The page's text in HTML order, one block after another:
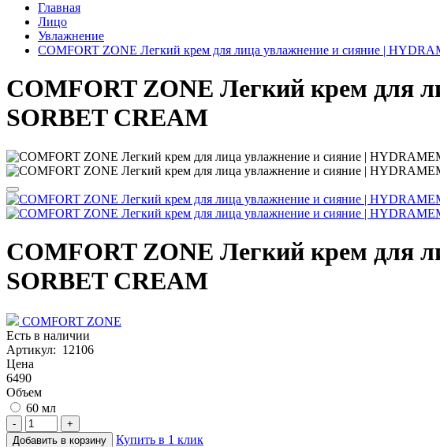
Главная
Лицо
Увлажнение
COMFORT ZONE Легкий крем для лица увлажнение и сияние |
COMFORT ZONE Легкий крем для
SORBET CREAM
COMFORT ZONE Легкий крем для
SORBET CREAM
COMFORT ZONE
Есть в наличии
Артикул: 12106
Цена
6490
Объем
60 мл
-
+
Добавить в корзину
Купить в 1 клик